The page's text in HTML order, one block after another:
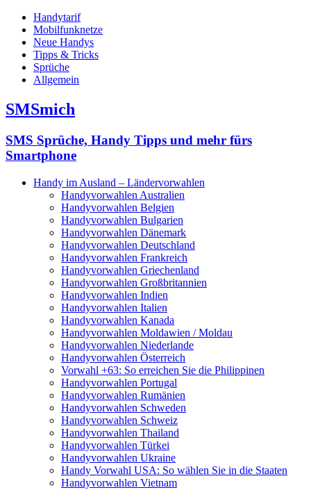
Handytarif
Mobilfunknetze
Neue Handys
Tipps & Tricks
Sprüche
Allgemein
SMSmich
SMS Sprüche, Handy Tipps und mehr fürs
Smartphone
Handy im Ausland – Ländervorwahlen
Handyvorwahlen Australien
Handyvorwahlen Belgien
Handyvorwahlen Bulgarien
Handyvorwahlen Dänemark
Handyvorwahlen Deutschland
Handyvorwahlen Frankreich
Handyvorwahlen Griechenland
Handyvorwahlen Großbritannien
Handyvorwahlen Indien
Handyvorwahlen Italien
Handyvorwahlen Kanada
Handyvorwahlen Moldawien / Moldau
Handyvorwahlen Niederlande
Handyvorwahlen Österreich
Vorwahl +63: So erreichen Sie die Philippinen
Handyvorwahlen Portugal
Handyvorwahlen Rumänien
Handyvorwahlen Schweden
Handyvorwahlen Schweiz
Handyvorwahlen Thailand
Handyvorwahlen Türkei
Handyvorwahlen Ukraine
Handy Vorwahl USA: So wählen Sie in die Staaten
Handyvorwahlen Vietnam